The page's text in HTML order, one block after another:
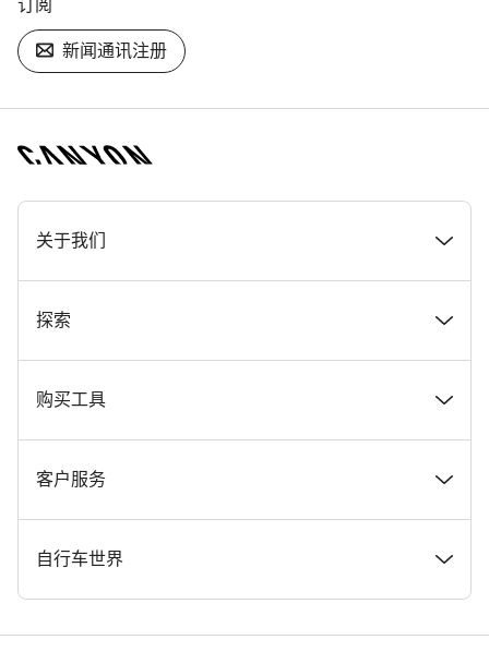
订阅
新闻通讯注册
[footer.linksList.title]
关于我们
奖项
在 Canyon 工作
Canyon 新闻发布室
条款和条件
法律披露
探索
新闻和故事
提示和建议
Canyon Home Koblenz
会员礼遇
购买工具
找到您梦寐以求的 Canyon 自行车
现货自行车
找到您的 Canyon 尺寸
客户服务
支持中心
服务网点
自行车世界
公路车